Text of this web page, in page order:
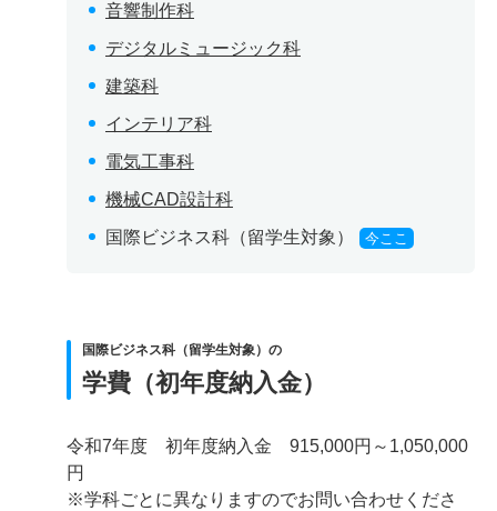
音響制作科
デジタルミュージック科
建築科
インテリア科
電気工事科
機械CAD設計科
国際ビジネス科（留学生対象）
今ここ
国際ビジネス科（留学生対象）の
学費（初年度納入金）
令和7年度 初年度納入金 915,000円～1,050,000
円
※学科ごとに異なりますのでお問い合わせくださ